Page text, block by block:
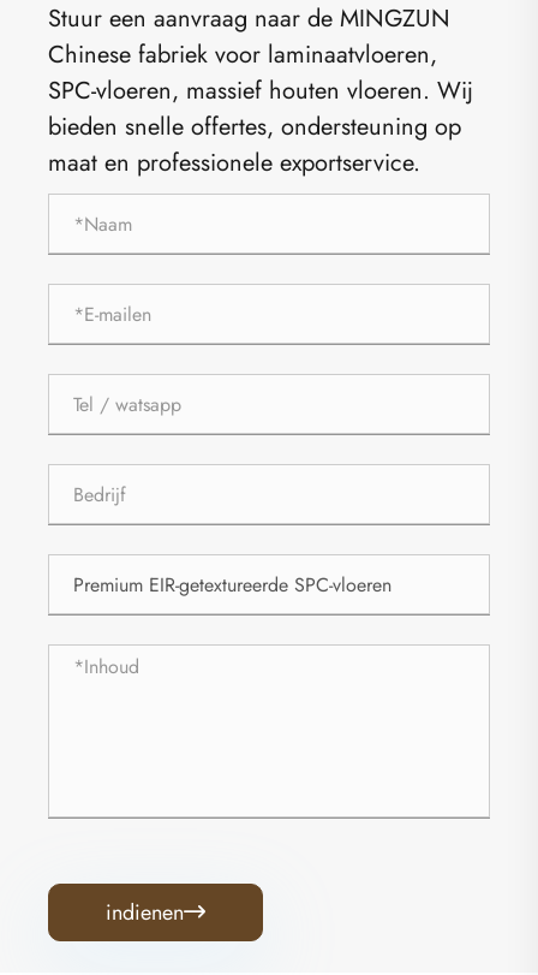
Stuur een aanvraag naar de MINGZUN
Chinese fabriek voor laminaatvloeren,
SPC-vloeren, massief houten vloeren. Wij
bieden snelle offertes, ondersteuning op
maat en professionele exportservice.
indienen